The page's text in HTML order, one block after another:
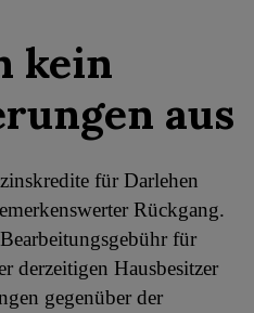
kein
aus
für Darlehen
Rückgang.
für
derzeitigen Hausbesitzer
gegenüber der